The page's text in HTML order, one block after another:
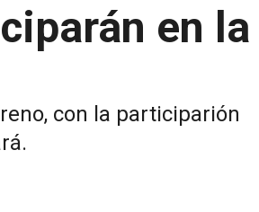
en la
con la participarión